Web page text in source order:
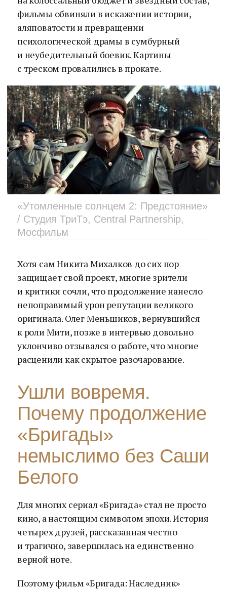
фильмы обвиняли в искажении истории,
аляповатости и превращении
психологической драмы в сумбурный
и неубедительный боевик. Картины
с треском провалились в прокате.
«Утомленные солнцем 2: Предстояние»
/ Студия ТриТэ, Central Partnership,
Мосфильм
Хотя сам Никита Михалков до сих пор
защищает свой проект, многие зрители
и критики сочли, что продолжение нанесло
непоправимый урон репутации великого
оригинала. Олег Меньшиков, вернувшийся
к роли Мити, позже в интервью довольно
уклончиво отзывался о работе, что многие
расценили как скрытое разочарование.
Ушли вовремя.
Почему продолжение
«Бригады»
немыслимо без Саши
Белого
Для многих сериал «Бригада» стал не просто
кино, а настоящим символом эпохи. История
четырех друзей, рассказанная честно
и трагично, завершилась на единственно
верной ноте.
Поэтому фильм «Бригада: Наследник»